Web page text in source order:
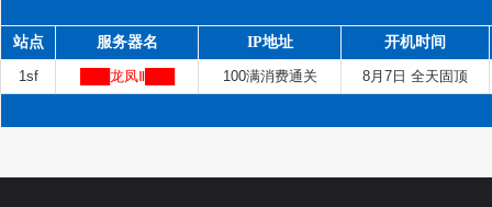
站点 服务器名 IP地址 开机时间
1sf ███龙凤Ⅱ███ 100满消费通关 8月7日 全天固顶